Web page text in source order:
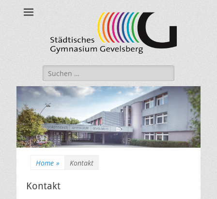
Städtisches
Gymnasium
Gevelsberg
Suche
nach:
Home » Kontakt
Kontakt